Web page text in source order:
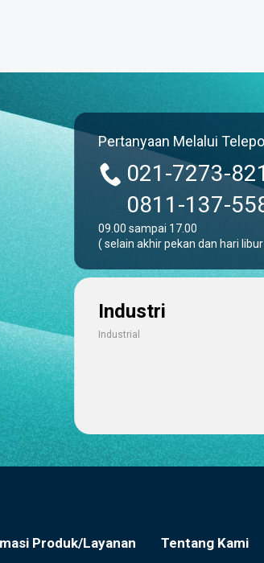
Pertanyaan Melalui
021-7273-
0811-137-
09.00 sampai 17.00
( selain akhir pekan dan hari libur
Industri
Industrial
Produk/Layanan Tentang Kami